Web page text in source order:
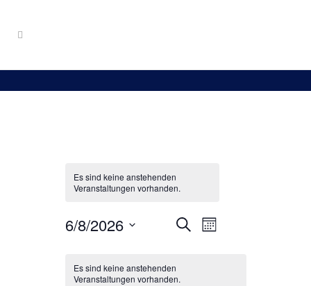
Es sind keine anstehenden
Veranstaltungen vorhanden.
Veranstaltungen
und
SucheVeranstaltung
Monat
6/8/2026
wählen.
Es sind keine anstehenden
Veranstaltungen vorhanden.